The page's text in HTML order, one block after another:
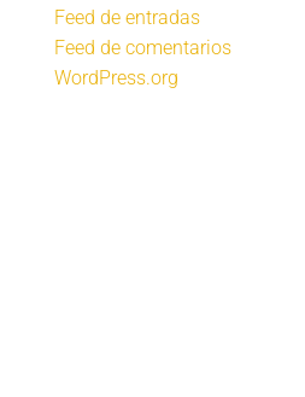
Feed de entradas
Feed de comentarios
WordPress.org